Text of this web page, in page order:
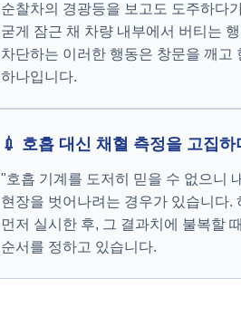
순찰차의 경광등을 보고도 도주하다
굳게 잠근 채 차량 내부에서 버티는
차단하는 이러한 행동은 창문을 깨고
하나입니다.
💉 호흡 대신 채혈 측정을 고집
"호흡 기계를 도저히 믿을 수 없으니
현장을 벗어나려는 경우가 있습니다.
먼저 실시한 후, 그 결과치에 불복할
순서를 정하고 있습니다.